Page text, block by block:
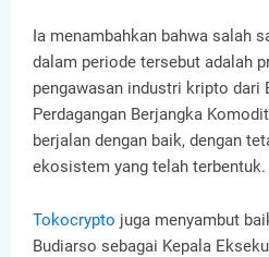
Ia menambahkan bahwa salah
dalam periode tersebut adalah
pengawasan industri kripto dari
Perdagangan Berjangka
berjalan dengan baik, dengan
ekosistem yang telah terbentuk.
Tokocrypto juga menyambut
Budiarso sebagai Kepala